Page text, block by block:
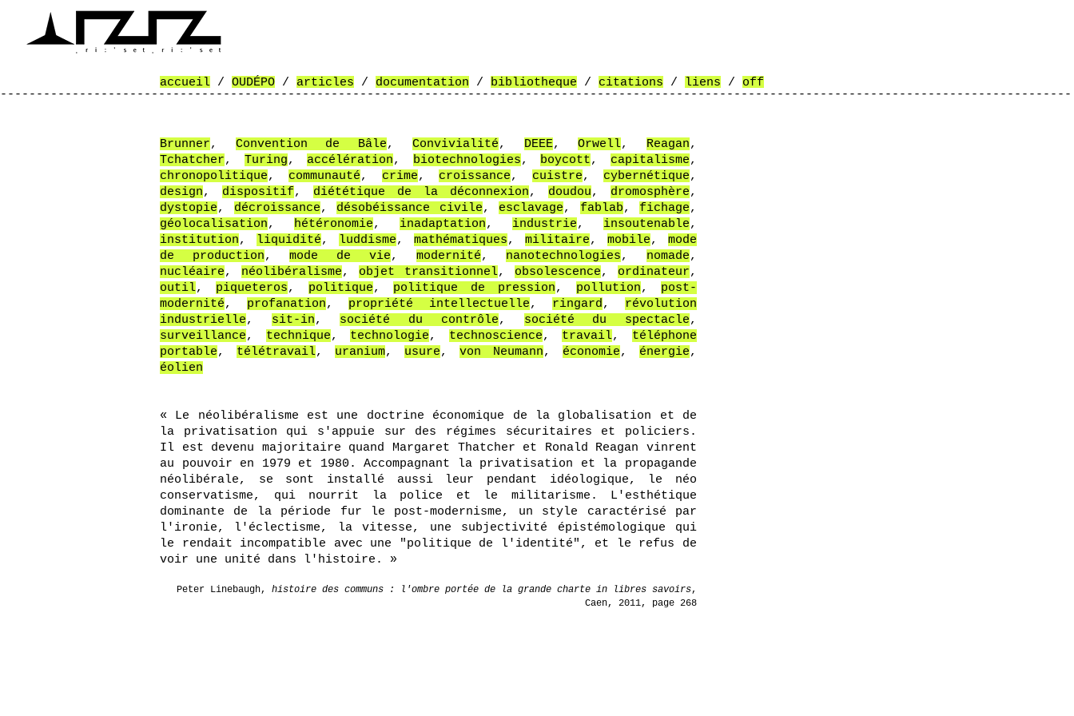
accueil / OUDÉPO / articles / documentation / bibliotheque / citations / liens / off
-----------------------------------------------------------------------------------------------------------------------------------------------------
Brunner, Convention de Bâle, Convivialité, DEEE,Orwell, Reagan,
Tchatcher, Turing, accélération, biotechnologies, boycott, capitalisme,
chronopolitique, communauté, crime, croissance, cuistre, cybernétique,
design, dispositif, diététique de la déconnexion, doudou, dromosphère,
dystopie, décroissance, désobéissance civile, esclavage, fablab, fichage,
géolocalisation, hétéronomie, inadaptation, industrie, insoutenable,
institution, liquidité, luddisme, mathématiques, militaire, mobile, mode
de production,mode de vie, modernité, nanotechnologies, nomade,
nucléaire, néolibéralisme, objet transitionnel, obsolescence, ordinateur,
outil, piqueteros, politique, politique de pression, pollution, post-
modernité, profanation, propriété intellectuelle, ringard , révolution
industrielle, sit-in, société du contrôle, société du spectacle,
surveillance, technique, technologie, technoscience, travail, téléphone
portable, télétravail, uranium, usure, von Neumann, économie, énergie,
éolien
« Le néolibéralisme est une doctrine économique de la globalisation et de
la privatisation qui s'appuie sur des régimes sécuritaires et policiers.
Il est devenu majoritaire quand Margaret Thatcher et Ronald Reagan vinrent
au pouvoir en 1979 et 1980. Accompagnant la privatisation et la propagande
néolibérale, se sont installé aussi leur pendant idéologique, le néo
conservatisme, qui nourrit la police et le militarisme. L'esthétique
dominante de la période fur le post-modernisme, un style caractérisé par
l'ironie, l'éclectisme, la vitesse, une subjectivité épistémologique qui
le rendait incompatible avec une "politique de l'identité", et le refus de
voir une unité dans l'histoire. »
Peter Linebaugh, histoire des communs : l'ombre portée de la grande charte in libres savoirs,
Caen, 2011, page 268